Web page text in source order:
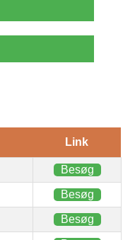
Link
Besøg
Besøg
Besøg